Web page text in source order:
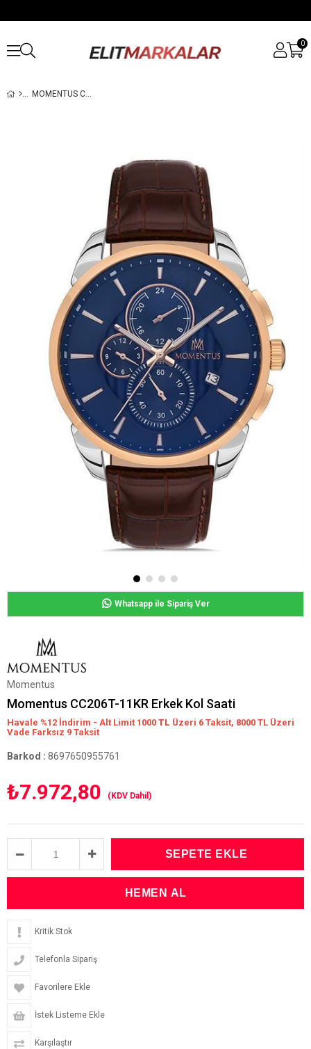
0
MOMENTUS CC206T-11KR ERKEK KOL SAATI
Whatsapp ile Sipariş Ver
Momentus
Momentus CC206T-11KR Erkek Kol Saati
Havale %12 İndirim - Alt Limit 1000 TL Üzeri 6 Taksit, 8000 TL Üzeri
Vade Farksız 9 Taksit
Barkod : 8697650955761
₺7.972,80 (KDV Dahil)
Kritik Stok
Telefonla Sipariş
Favorilere Ekle
İstek Listeme Ekle
Karşılaştır